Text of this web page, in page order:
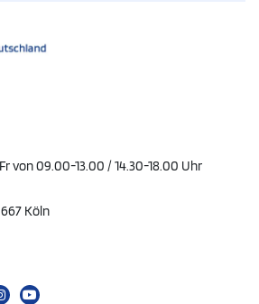
von 09.00-13.00 / 14.30-18.00 Uhr
Köln